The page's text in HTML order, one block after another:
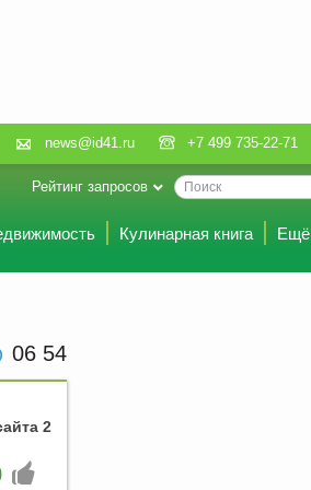
news@id41.ru +7 499 735-22-71
Рейтинг запросов
Кулинарная книга Ещё
06 54
2